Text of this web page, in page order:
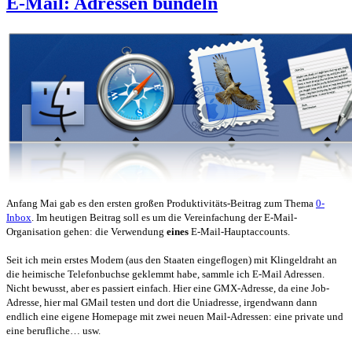
Überall
IMAP
Anfang Mai gab es den ersten großen Produktivitäts-Beitrag zum Thema 0-
Inbox. Im heutigen Beitrag soll es um die Vereinfachung der E-Mail-
Organisation gehen: die Verwendung eines E-Mail-Hauptaccounts.
Seit ich mein erstes Modem (aus den Staaten eingeflogen) mit Klingeldraht an
die heimische Telefonbuchse geklemmt habe, sammle ich E-Mail Adressen.
Nicht bewusst, aber es passiert einfach. Hier eine GMX-Adresse, da eine Job-
Adresse, hier mal GMail testen und dort die Uniadresse, irgendwann dann
endlich eine eigene Homepage mit zwei neuen Mail-Adressen: eine private und
eine berufliche… usw.